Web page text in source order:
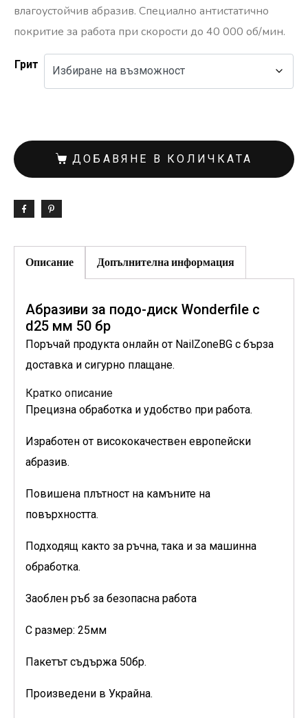
влагоустойчив абразив. Специално антистатично
покритие за работа при скорости до 40 000 об/мин.
Грит
ДОБАВЯНЕ В КОЛИЧКАТА
Описание Допълнителна информация
Абразиви за подо-диск Wonderfile с
d25 мм 50 бр
Поръчай продукта онлайн от NailZoneBG с бърза
доставка и сигурно плащане.
Кратко описание
Прецизна обработка и удобство при работа.
Изработен от висококачествен европейски
абразив.
Повишена плътност на камъните на
повърхността.
Подходящ както за ръчна, така и за машинна
обработка.
Заоблен ръб за безопасна работа
С размер: 25мм
Пакетът съдържа 50бр.
Произведени в Украйна.